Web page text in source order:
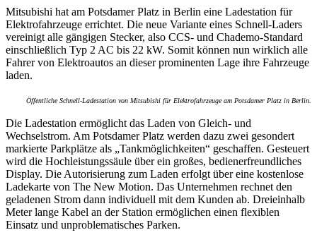
Mitsubishi hat am Potsdamer Platz in Berlin eine Ladestation für
Elektrofahrzeuge errichtet. Die neue Variante eines Schnell-Laders
vereinigt alle gängigen Stecker, also CCS- und Chademo-Standard
einschließlich Typ 2 AC bis 22 kW. Somit können nun wirklich alle
Fahrer von Elektroautos an dieser prominenten Lage ihre Fahrzeuge
laden.
Öffentliche Schnell-Ladestation von Mitsubishi für Elektrofahrzeuge am Potsdamer Platz in Berlin.
Die Ladestation ermöglicht das Laden von Gleich- und
Wechselstrom. Am Potsdamer Platz werden dazu zwei gesondert
markierte Parkplätze als „Tankmöglichkeiten“ geschaffen. Gesteuert
wird die Hochleistungssäule über ein großes, bedienerfreundliches
Display. Die Autorisierung zum Laden erfolgt über eine kostenlose
Ladekarte von The New Motion. Das Unternehmen rechnet den
geladenen Strom dann individuell mit dem Kunden ab. Dreieinhalb
Meter lange Kabel an der Station ermöglichen einen flexiblen
Einsatz und unproblematisches Parken.